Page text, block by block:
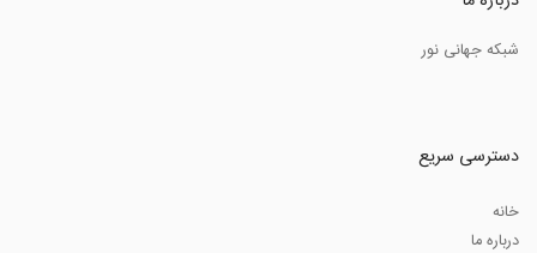
شبکه جهانی نور
دسترسی سریع
خانه
درباره ما